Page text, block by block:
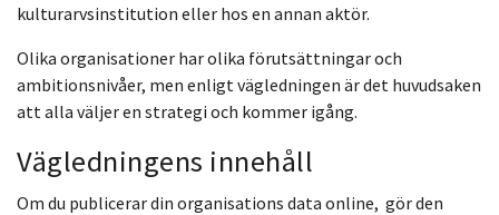
kulturarvsinstitution eller hos en annan aktör.
Olika organisationer har olika förutsättningar och
ambitionsnivåer, men enligt vägledningen är det huvudsaken
att alla väljer en strategi och kommer igång.
Vägledningens innehåll
Om du publicerar din organisations data online, gör den